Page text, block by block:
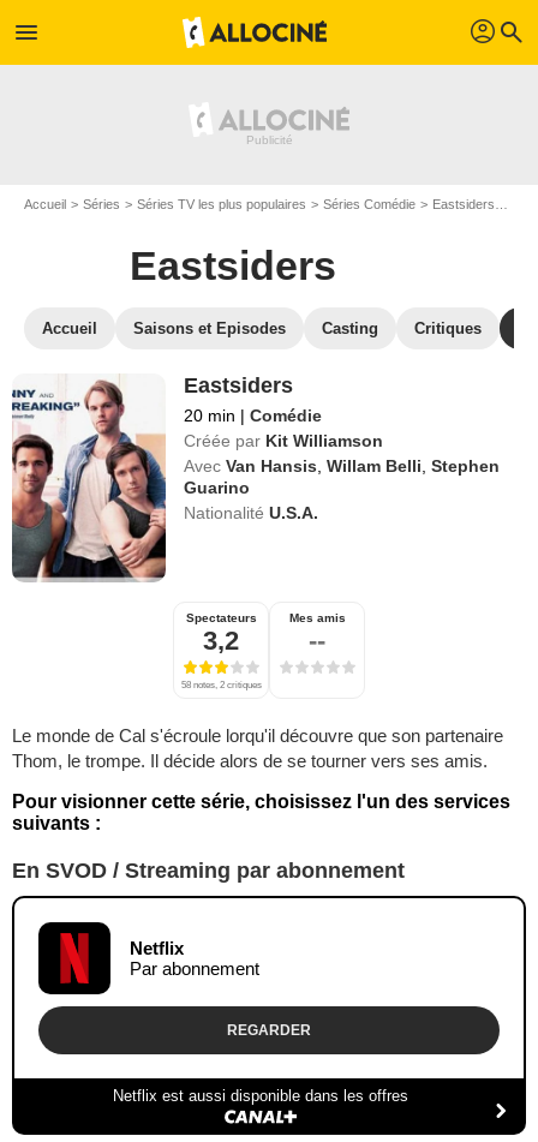
menu profil search
Accueil Séries Séries TV les plus populaires Séries Comédie Eastsiders
Eastsiders
Accueil Saisons et Episodes Casting Critiques
Eastsiders
20 min | Comédie
Créée par Kit Williamson
Avec Van Hansis ,Willam Belli ,Stephen
Guarino
Nationalité U.S.A.
Spectateurs
3,2
58 notes, 2 critiques
Mes amis
--
Le monde de Cal s'écroule lorqu'il découvre que son partenaire
Thom, le trompe. Il décide alors de se tourner vers ses amis.
Pour visionner cette série, choisissez l'un des services
suivants :
En SVOD / Streaming par abonnement
Netflix
Par abonnement
REGARDER
Netflix est aussi disponible dans les offres